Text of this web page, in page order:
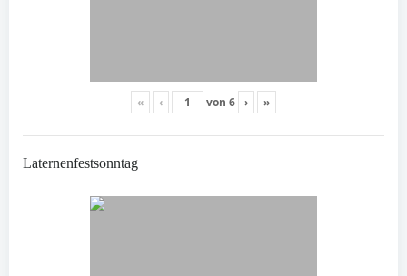
« ‹ von 6 › »
Laternenfestsonntag